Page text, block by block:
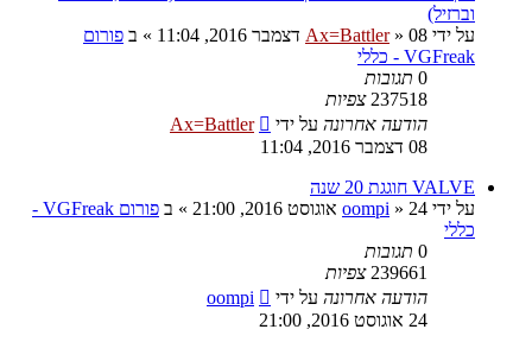
וברזיל)
על ידי
Ax=Battler» 08 דצמבר 2016, 11:04 » ב פורום
VGFreak - כללי
0 תגובות
237518 צפיות
הודעה אחרונה על ידי
Ax=Battler
08 דצמבר 2016, 11:04
VALVE חוגגת 20 שנה
על ידי
oompi » 24 אוגוסט 2016, 21:00 » ב
פורום VGFreak -
כללי
0 תגובות
239661 צפיות
הודעה אחרונה על ידי
oompi
24 אוגוסט 2016, 21:00